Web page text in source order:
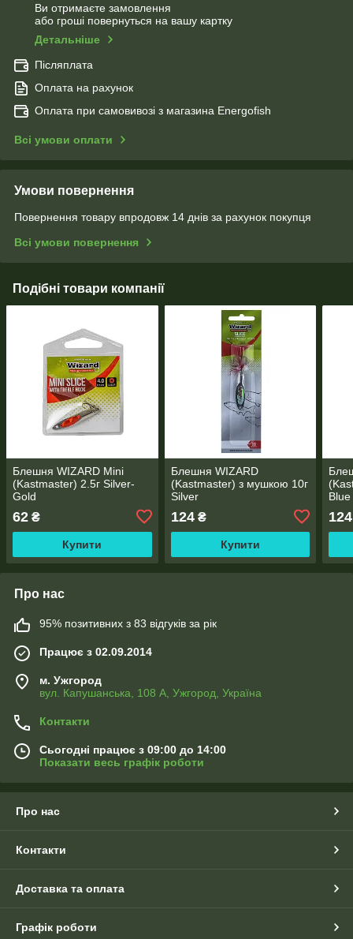
Ви отримаєте замовлення
або гроші повернуться на вашу картку
Детальніше
Післяплата
Оплата на рахунок
Оплата при самовивозі з магазина Energofish
Всі умови оплати
Умови повернення
Повернення товару впродовж 14 днів за рахунок покупця
Всі умови повернення
Подібні товари компанії
Блешня WIZARD Mini
(Kastmaster) 2.5г Silver-
Gold
62 ₴
Купити
Блешня WIZARD
(Kastmaster) з мушкою 10г
Silver
124₴
Купити
Blue
124
Про нас
95% позитивних з 83 відгуків за рік
Працює з 02.09.2014
м. Ужгород
вул. Капушанська, 108 А, Ужгород, Україна
Контакти
Сьогодні працює з 09:00 до 14:00
Показати весь графік роботи
Про нас
Контакти
Доставка та оплата
Графік роботи